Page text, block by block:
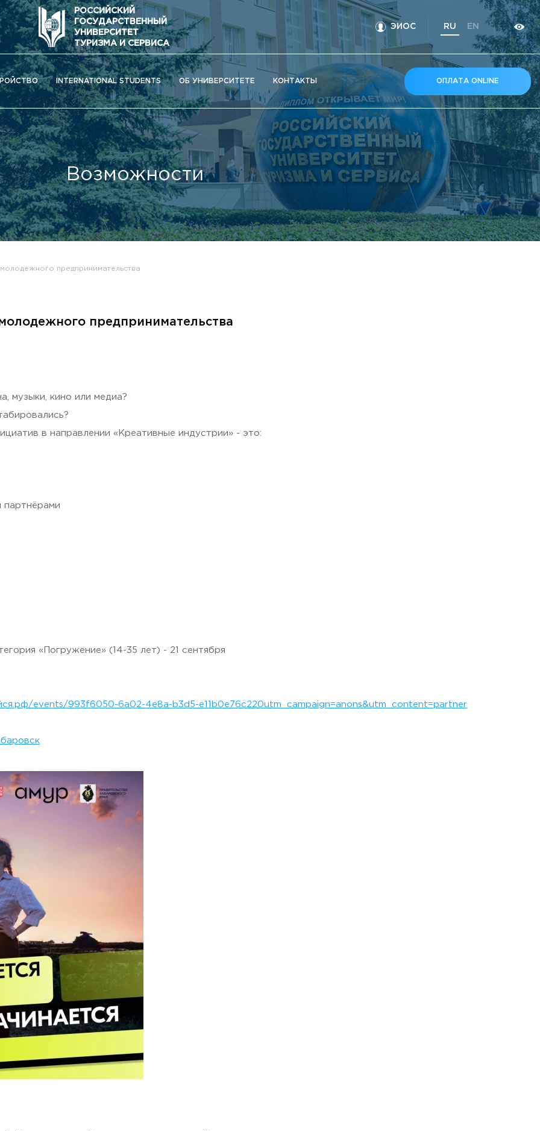
РОССИЙСКИЙ
ГОСУДАРСТВЕННЫЙ
УНИВЕРСИТЕТ
ТУРИЗМА И СЕРВИСА
ЭИОС RU EN
INTERNATIONAL STUDENTS ОБ УНИВЕРСИТЕТЕ КOНТАКТЫ ОПЛАТА ONLINE
– Сервису»
Возможности
предпринимательства
предпринимательства
музыки, кино или медиа?
в направлении «Креативные индустрии» - это:
партнёрами
«Погружение» (14-35 лет) - 21 сентября
events/993f6050-6a02-4e8a-b3d5-e11b0e76c220utm_campaign=anons&utm_content=partner